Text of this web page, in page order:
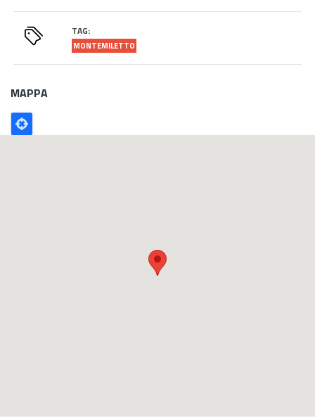
TAG:
MONTEMILETTO
MAPPA
Poligono
GEO